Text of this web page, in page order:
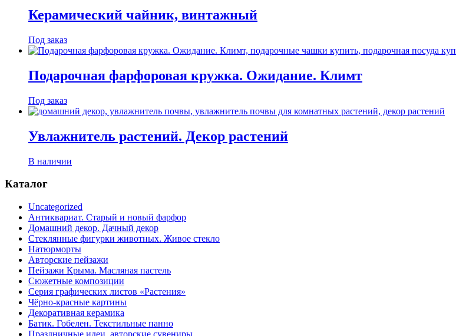
Керамический чайник, винтажный
Под заказ
Подарочная фарфоровая кружка. Ожидание. Климт
Под заказ
Увлажнитель растений. Декор растений
В наличии
Каталог
Uncategorized
Антиквариат. Старый и новый фарфор
Домашний декор. Дачный декор
Стеклянные фигурки животных. Живое стекло
Натюрморты
Авторские пейзажи
Пейзажи Крыма. Масляная пастель
Сюжетные композиции
Серия графических листов «Растения»
Чёрно-красные картины
Декоративная керамика
Батик. Гобелен. Текстильные панно